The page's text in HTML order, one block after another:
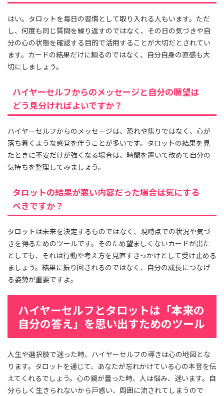
はい。タロットを毎日の習慣として取り入れる人もいます。ただ
し、何度も同じ質問を繰り返すのではなく、その日の気づきや自
分の心の状態を確認する目的で活用することが大切だとされてい
ます。カードの結果だけに頼るのではなく、自分自身の直感も大
切にしましょう。
ハイヤーセルフからのメッセージと自分の願望は
どう見分ければよいですか？
ハイヤーセルフからのメッセージは、恐れや焦りではなく、心が
落ち着くような感覚を伴うことが多いです。タロットの結果を見
たときに不安だけが強くなる場合は、時間を置いて改めて自分の
気持ちを整理してみましょう。
タロットの結果が悪い内容だった場合は気にする
べきですか？
タロットは未来を決定するものではなく、現時点での状況や気づ
きを得るためのツールです。そのため望ましくないカードが出た
としても、それは行動や考え方を見直すきっかけとして受け止める
ましょう。結果に振り回されるのではなく、自分の成長につなげ
る姿勢が重要ですよ。
ハイヤーセルフとタロットは「本来の
自分の答え」を思い出すためのツール
人生や選択肢で迷った時、ハイヤーセルフの導きは心の地図とな
ります。タロットを通じて、あなたが忘れかけている心の本音を伝
えてくれるでしょう。心の鏡が曇った時、人は悩み、迷います。自
分らしく生きられないから戸惑い、周囲に流されてしまうので